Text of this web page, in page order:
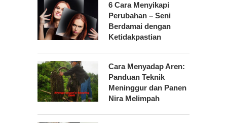
6 Cara Menyikapi
Perubahan – Seni
Berdamai dengan
Ketidakpastian
Cara Menyadap Aren:
Panduan Teknik
Meninggur dan Panen
Nira Melimpah